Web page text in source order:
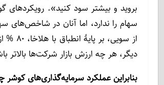
بروید و بیشتر سود کنید». رویکردهای
سهام را ندارد، اما آنان در شاخص‌های
دیگر، هر چه ارزش بازار شرکت‌ها
بنابراین عملکرد سرمایه‌گذاری‌های